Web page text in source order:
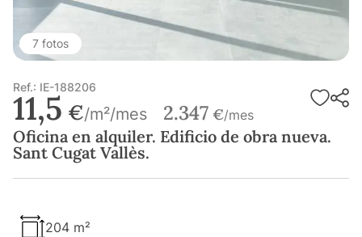
7 fotos
Ref.: IE-188206
11,5 €/m²/mes 2.347 €/mes
Oficina en alquiler. Edificio de obra nueva.
Sant Cugat Vallès.
204 m²